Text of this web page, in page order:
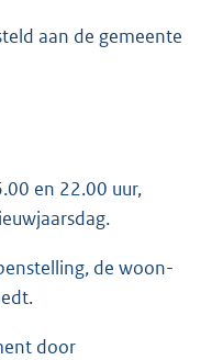
aan de gemeente
en 22.00 uur,
de woon-
door